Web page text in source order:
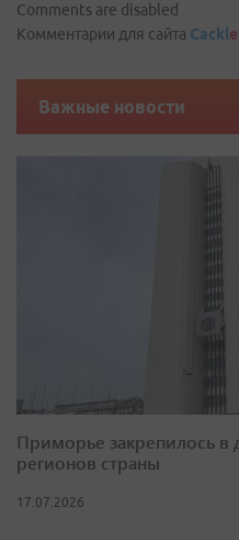
Comments are disabled
Комментарии для сайта Cackle
Важные новости
Приморье закрепилось в
регионов страны
17.07.2026